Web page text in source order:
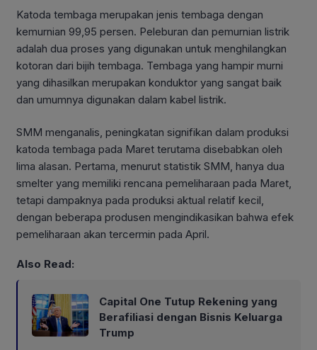
Katoda tembaga merupakan jenis tembaga dengan
kemurnian 99,95 persen. Peleburan dan pemurnian listrik
adalah dua proses yang digunakan untuk menghilangkan
kotoran dari bijih tembaga. Tembaga yang hampir murni
yang dihasilkan merupakan konduktor yang sangat baik
dan umumnya digunakan dalam kabel listrik.
SMM menganalis, peningkatan signifikan dalam produksi
katoda tembaga pada Maret terutama disebabkan oleh
lima alasan. Pertama, menurut statistik SMM, hanya dua
smelter yang memiliki rencana pemeliharaan pada Maret,
tetapi dampaknya pada produksi aktual relatif kecil,
dengan beberapa produsen mengindikasikan bahwa efek
pemeliharaan akan tercermin pada April.
Also Read:
Capital One Tutup Rekening yang
Berafiliasi dengan Bisnis Keluarga
Trump